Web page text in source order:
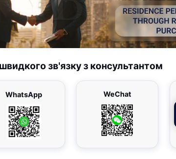
зв'язку з консультантом
WhatsApp WeChat